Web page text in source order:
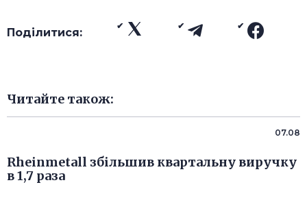
Поділитися:
Читайте також:
07.08
Rheinmetall збільшив квартальну виручку
в 1,7 раза